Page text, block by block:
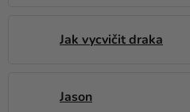
Jak vycvičit draka
Jason